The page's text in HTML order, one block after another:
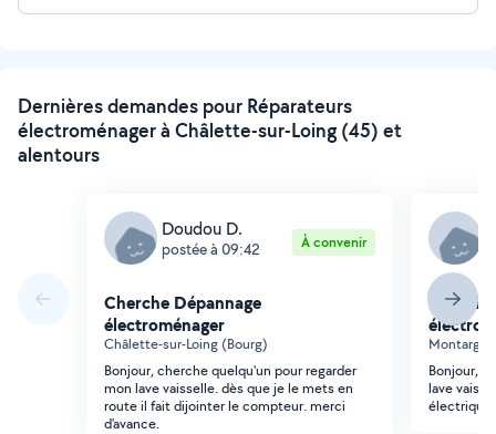
Dernières demandes pour Réparateurs
électroménager à Châlette-sur-Loing (45) et
alentours
Doudou D.
postée à 09:42 À convenir
Cherche Dépannage
électroménager
Châlette-sur-Loing (Bourg)
Bonjour, cherche quelqu'un pour regarder
mon lave vaisselle. dès que je le mets en
route il fait dijointer le compteur. merci
d'avance.
Montargis
Bonjour,
lave
électrique